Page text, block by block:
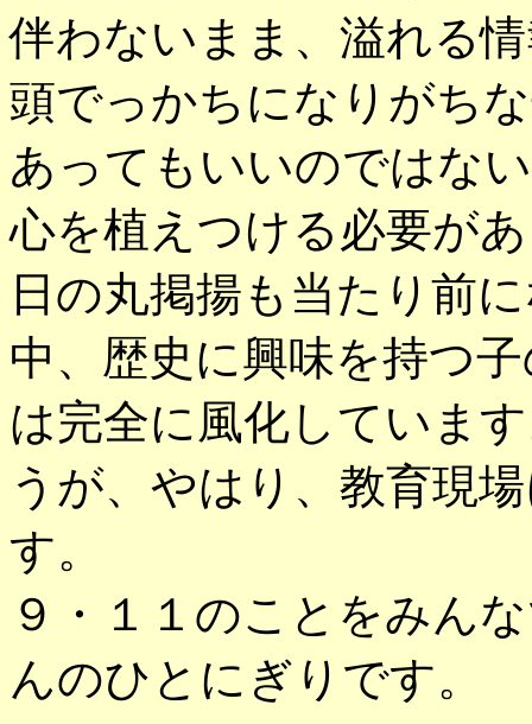
伴わないまま、溢れる
頭でっかちになりがち
あってもいいのではな
心を植えつける必要が
日の丸掲揚も当たり前
中、歴史に興味を持つ
は完全に風化していま
うが、やはり、教育現
す。
９・１１のことをみん
んのひとにぎりです。